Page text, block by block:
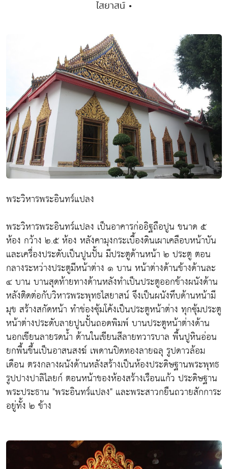
ไสยาสน์ •
พระวิหารพระอินทร์แปลง
พระวิหารพระอินทร์แปลง เป็นอาคารก่ออิฐถือปูน ขนาด ๕
ห้อง กว้าง ๒.๕ ห้อง หลังคามุงกระเบื้องดินเผาเคลือบหน้าบัน
และเครื่องประดับเป็นปูนปั้น มีประตูด้านหน้า ๒ ประตู ตอน
กลางระหว่างประตูมีหน้าต่าง ๑ บาน หน้าต่างด้านข้างด้านละ
๔ บาน บานสุดท้ายทางด้านหลังทำเป็นประตูออกข้างผนังด้าน
หลังติดต่อกับวิหารพระพุทธไสยาสน์ จึงเป็นผนังทึบด้านหน้ามี
มุข สร้างสกัดหน้า ทำช่องซุ้มโค้งเป็นประตูหน้าต่าง ทุกซุ้มประตู
หน้าต่างประดับลายปูนปั้นถอดพิมพ์ บานประตูหน้าต่างด้าน
นอกเขียนลายรดน้ำ ด้านในเขียนสีลายทวารบาล พื้นปูหินอ่อน
ยกพื้นขึ้นเป็นอาสนสงฆ์ เพดานปิดทองลายฉลุ รูปดาวล้อม
เดือน ตรงกลางผนังด้านหลังสร้างเป็นห้องประดิษฐานพระพุทธ
รูปปางปาลิไลยก์ ตอนหน้าของห้องสร้างเรือนแก้ว ประดิษฐาน
พระประธาน "พระอินทร์แปลง" และพระสาวกยืนถวายสักการะ
อยู่ทั้ง ๒ ข้าง